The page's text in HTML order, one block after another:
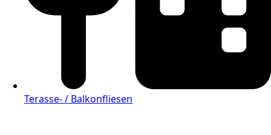
Terasse- / Balkonfliesen